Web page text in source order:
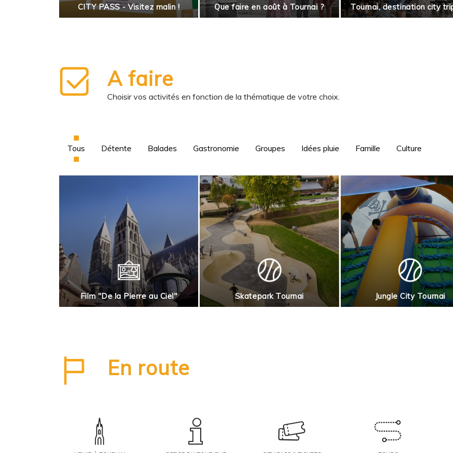
CITY PASS - Visitez malin ! Que faire en août à Tournai ? Tournai, destination city
A faire
Choisir vos activités en fonction de la thématique de votre choix.
Tous Détente Balades Gastronomie Groupes Idées pluie Famille Culture
Film "De la Pierre au Ciel"
Skatepark Tournai Jungle City Tournai
En route